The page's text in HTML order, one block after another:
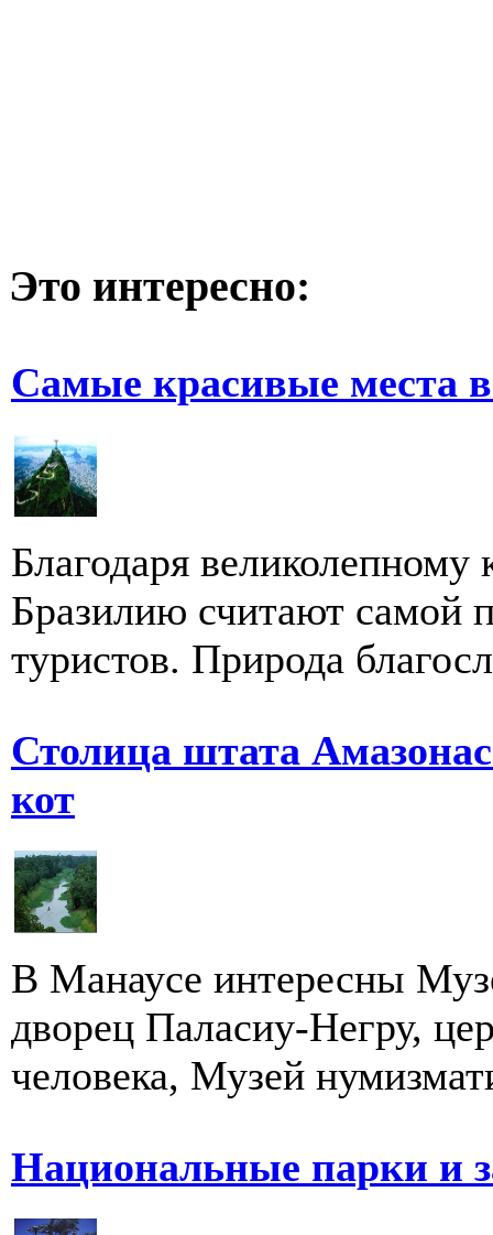
Это интересно:
Самые красивые места
Благодаря
Бразилию считают самой
туристов. Природа
Столица штата
кот
В Манаусе интересны
дворец Паласиу-Негру,
человека, Музей
Национальные парки и